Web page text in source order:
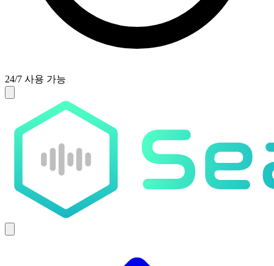
24/7 사용 가능